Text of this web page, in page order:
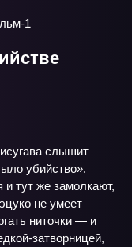
слышит
убийство».
тут же замолкают,
не умеет
ниточки — и
затворницей,